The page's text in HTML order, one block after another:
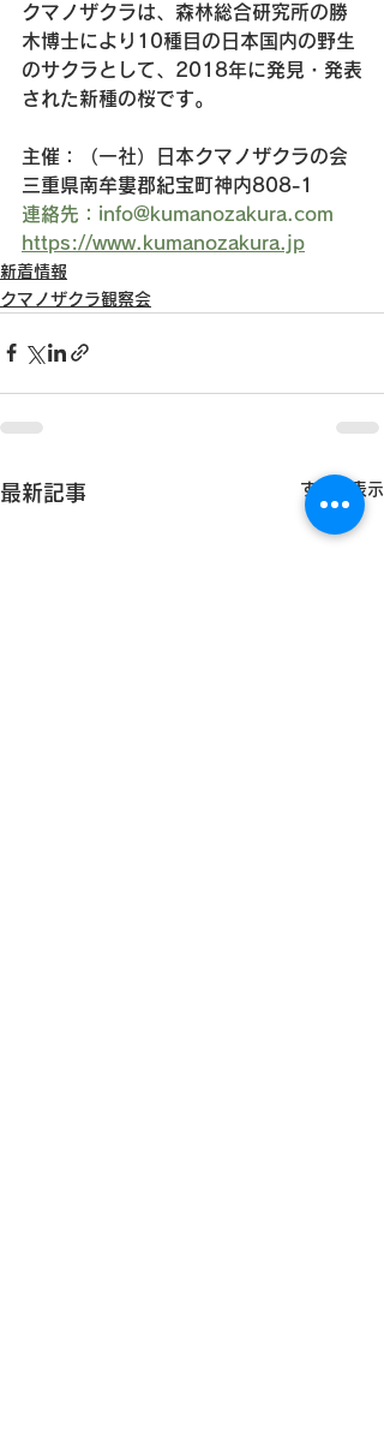
クマノザクラは、森林総合研究所の勝
木博士により10種目の日本国内の野生
のサクラとして、2018年に発見・発表
された新種の桜です。
主催：（一社）日本クマノザクラの会
三重県南牟婁郡紀宝町神内808-1
連絡先：info@kumanozakura.com
https://www.kumanozakura.jp
新着情報
クマノザクラ観察会
最新記事 すべて表示